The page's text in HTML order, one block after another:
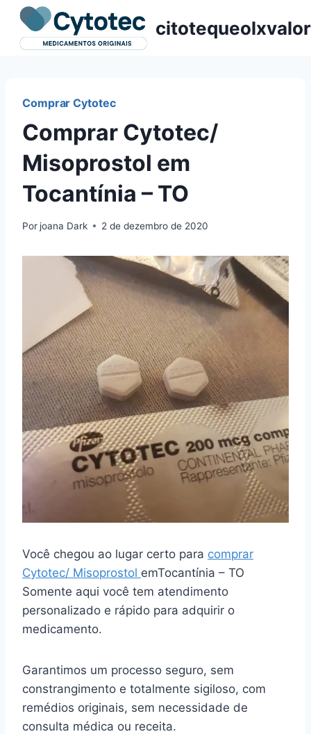
Pular
para
citotequeolxvalor
Comprar Cytotec
Comprar Cytotec/
Misoprostol em
Tocantínia – TO
Por joana Dark 2 de dezembro de 2020
Você chegou ao lugar certo para comprar
Cytotec/ Misoprostol emTocantínia – TO
Somente aqui você tem atendimento
personalizado e rápido para adquirir o
medicamento.
Garantimos um processo seguro, sem
constrangimento e totalmente sigiloso, com
remédios originais, sem necessidade de
consulta médica ou receita.